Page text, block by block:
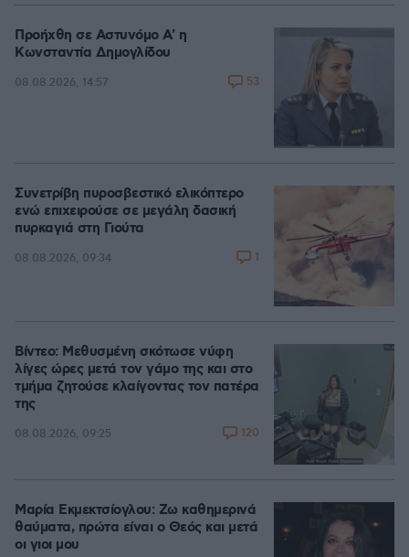
Προήχθη σε Αστυνόμο Α' η
Κωνσταντία Δημογλίδου
08.08.2026, 14:57 53
Συνετρίβη πυροσβεστικό ελικόπτερο
ενώ επιχειρούσε σε μεγάλη δασική
πυρκαγιά στη Γιούτα
08.08.2026, 09:34 1
Βίντεο: Μεθυσμένη σκότωσε νύφη
λίγες ώρες μετά τον γάμο της και στο
τμήμα ζητούσε κλαίγοντας τον πατέρα
της
08.08.2026, 09:25 120
Μαρία Εκμεκτσίογλου: Ζω καθημερινά
θαύματα, πρώτα είναι ο Θεός και μετά
οι γιοι μου